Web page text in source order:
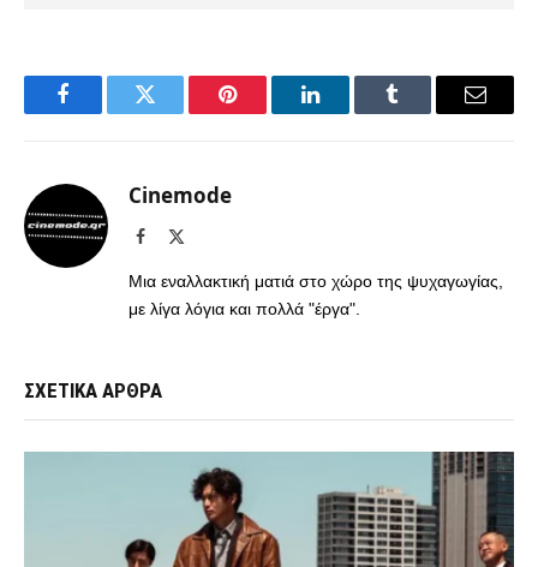
FacebookTwitter Pinterest LinkedInTumblr Email
Cinemode
Facebook
Μια εναλλακτική ματιά στο χώρο της ψυχαγωγίας,
με λίγα λόγια και πολλά "έργα".
ΣΧΕΤΙΚΑ ΑΡΘΡΑ